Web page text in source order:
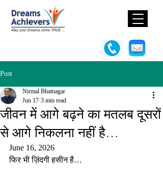
Post
जीवन में आगे बढ़ने का मतलब दूसरों
से आगे निकलना नहीं है…
Nirmal Bhatnagar
Jun 17 3 min read
June 16, 2026
फिर भी ज़िंदगी हसीन है…